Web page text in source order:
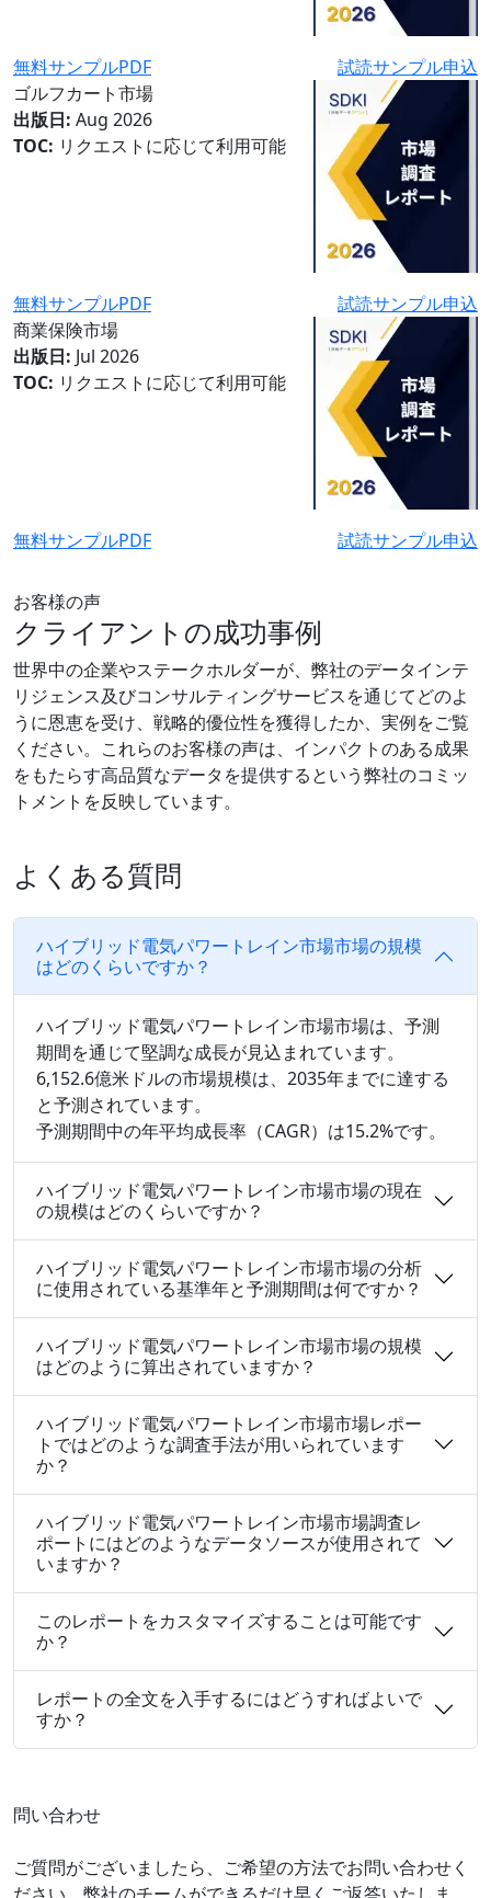
無料サンプルPDF
試読サンプル申込
ゴルフカート市場
出版日: Aug 2026
TOC: リクエストに応じて利用可能
無料サンプルPDF
試読サンプル申込
商業保険市場
出版日: Jul 2026
TOC: リクエストに応じて利用可能
無料サンプルPDF 試読サンプル申込
お客様の声
クライアントの成功事例
世界中の企業やステークホルダーが、弊社のデータインテ
リジェンス及びコンサルティングサービスを通じてどのよ
うに恩恵を受け、戦略的優位性を獲得したか、実例をご覧
ください。これらのお客様の声は、インパクトのある成果
をもたらす高品質なデータを提供するという弊社のコミッ
トメントを反映しています。
よくある質問
ハイブリッド電気パワートレイン市場市場の規模
はどのくらいですか？
ハイブリッド電気パワートレイン市場市場は、予測
期間を通じて堅調な成長が見込まれています。
6,152.6億米ドルの市場規模は、2035年までに達する
と予測されています。
予測期間中の年平均成長率（CAGR）は15.2%です。
ハイブリッド電気パワートレイン市場市場の現在
の規模はどのくらいですか？
ハイブリッド電気パワートレイン市場市場の分析
に使用されている基準年と予測期間は何ですか？
ハイブリッド電気パワートレイン市場市場の規模
はどのように算出されていますか？
ハイブリッド電気パワートレイン市場市場レポー
トではどのような調査手法が用いられています
か？
ハイブリッド電気パワートレイン市場市場調査レ
ポートにはどのようなデータソースが使用されて
いますか？
このレポートをカスタマイズすることは可能です
か？
レポートの全文を入手するにはどうすればよいで
すか？
問い合わせ
ご質問がございましたら、ご希望の方法でお問い合わせく